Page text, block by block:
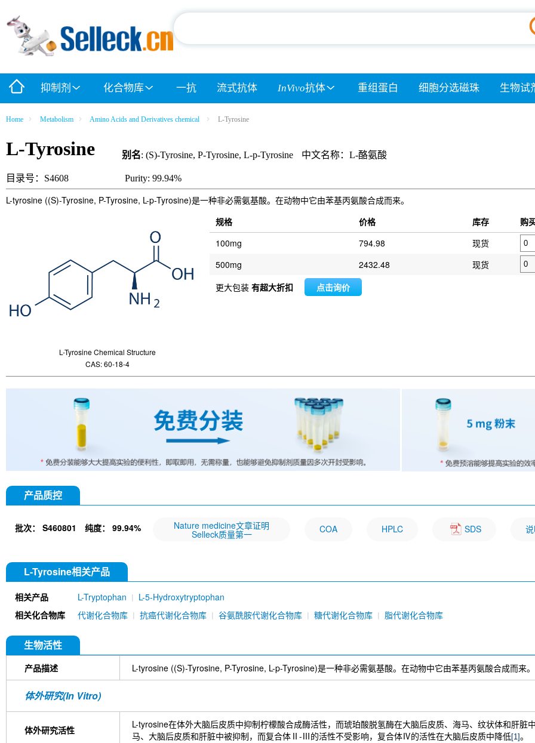
抑制剂 化合物库 一抗 流式抗体 InVivo抗体 重组蛋白 细胞分选磁珠 生物试
Home Metabolism Amino Acids and Derivatives chemical L-Tyrosine
L-Tyrosine 别名: (S)-Tyrosine, P-Tyrosine, L-p-Tyrosine 中文名称：L-酪氨酸
目录号：S4608 Purity: 99.94%
L-tyrosine ((S)-Tyrosine, P-Tyrosine, L-p-Tyrosine)是一种非必需氨基酸。在动物中它由苯基丙氨酸合成而来。
L-Tyrosine Chemical Structure
CAS: 60-18-4
规格 价格 库存
购
100mg
794.98
现货
500mg
2432.48
现货
更大包装 有超大折扣 点击询价
产品质控
批次： S460801 纯度： 99.94% Nature medicine文章证明
Selleck质量第一 COA HPLC SDS
L-Tyrosine相关产品
相关产品 L-Tryptophan
L-5-Hydroxytryptophan
相关化合物库
代谢化合物库 抗癌代谢化合物库 谷氨酰胺代谢化合物库 糖代谢化合物库 脂代谢化合物库
生物活性
产品描述 L-tyrosine ((S)-Tyrosine, P-Tyrosine, L-p-Tyrosine)是一种非必需氨基酸。在动物中它由苯基丙氨酸合成而来。
体外研究(In Vitro)
体外研究活性
L-tyrosine在体外大脑后皮质中抑制柠檬酸合成酶活性，而琥珀酸脱氢酶在大脑后皮质、海马、纹状体和肝
马、大脑后皮质和肝脏中被抑制，而复合体Ⅱ-Ⅲ的活性不受影响，复合体Ⅳ的活性在大脑后皮质中降低[1]。